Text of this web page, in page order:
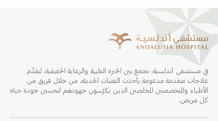
في مستشفى أندلسية، نجمع بين الخبرة الطبية والرعاية الحقيقية، لنقدّم
علاجات متقدمة مدعومة بأحدث التقنيات الحديثة، من خلال فريق من
الأطباء والمتخصصين المخلصين الذين يكرّسون جهودهم لتحسين جودة حياة
كل مريض.